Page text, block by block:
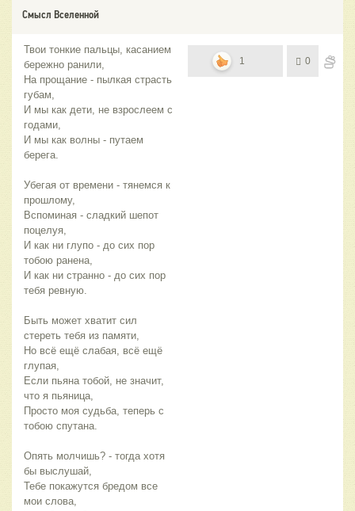
Смысл Вселенной
Твои тонкие пальцы, касанием
бережно ранили,
На прощание - пылкая страсть
губам,
И мы как дети, не взрослеем с
годами,
И мы как волны - путаем
берега.
Убегая от времени - тянемся к
прошлому,
Вспоминая - сладкий шепот
поцелуя,
И как ни глупо - до сих пор
тобою ранена,
И как ни странно - до сих пор
тебя ревную.
Быть может хватит сил
стереть тебя из памяти,
Но всё ещё слабая, всё ещё
глупая,
Если пьяна тобой, не значит,
что я пьяница,
Просто моя судьба, теперь с
тобою спутана.
Опять молчишь? - тогда хотя
бы выслушай,
Тебе покажутся бредом все
мои слова,
1 0